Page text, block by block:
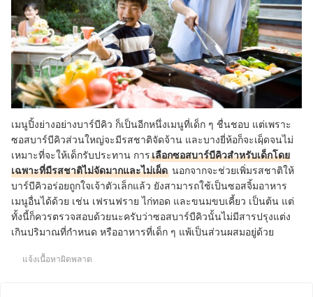
เมนูปิ้งย่างอย่างบาร์บีคิว ก็เป็นอีกหนึ่งเมนูที่เด็ก ๆ ชื่นชอบ แต่เพราะ
ซอสบาร์บีคิวส่วนใหญ่จะมีรสชาติจัดจ้าน และบางยี่ห้อก็จะเผฺ็ดจนไม่
เหมาะที่จะให้เด็กรับประทาน การเลือกซอสบาร์บีคิวสำหรับเด็กโดย
เฉพาะที่มีรสชาติไม่จัดมากและไม่เผ็ด นอกจากจะช่วยเพิ่มรสชาติให้
บาร์บีคิวอร่อยถูกใจเจ้าตัวเล็กแล้ว ยังสามารถใช้เป็นซอสจิ้มอาหาร
เมนูอื่นได้ด้วย เช่น เฟรนฟราย ไก่ทอด และขนมขบเคี้ยว เป็นต้น แต่
ทั้งนี้ก็ควรตรวจสอบด้วยนะครับว่าซอสบาร์บีคิวนั้นไม่มีสารปรุงแต่ง
เกินปริมาณที่กำหนด หรืออาหารที่เด็ก ๆ แพ้เป็นส่วนผสมอยู่ด้วย
แจ้งเนื้อหาผิดพลาด